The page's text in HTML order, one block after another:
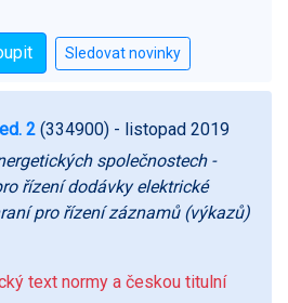
2 (334900) - listopad 2019
společnostech -
řízení dodávky elektrické
pro řízení záznamů (výkazů)
text normy a českou titulní